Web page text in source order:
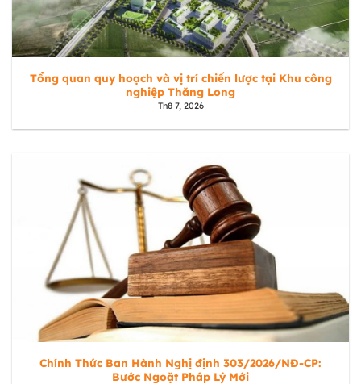
Tổng quan quy hoạch và vị trí chiến lược tại Khu công
nghiệp Thăng Long
Th8 7, 2026
Chính Thức Ban Hành Nghị định 303/2026/NĐ-CP:
Bước Ngoặt Pháp Lý Mới